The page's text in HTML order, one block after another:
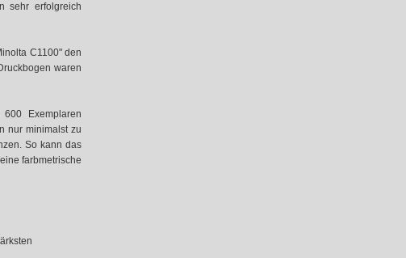
sehr erfolgreich
C1100" den
waren
Exemplaren
nur minimalst zu
So kann das
farbmetrische